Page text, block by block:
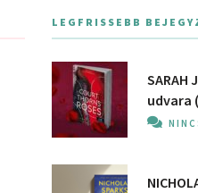
LEGFRISSEBB
SARAH
udvara